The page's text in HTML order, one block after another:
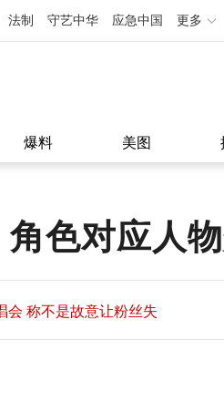
法制 守艺中华 应急中国 更多
爆料 美图
色对应人
会 称不是故意让粉丝失
会 称不是故意让粉丝失